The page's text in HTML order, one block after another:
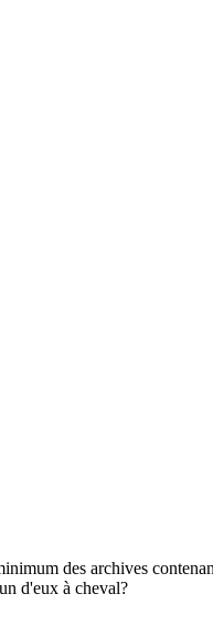
des archives
d'eux à cheval?